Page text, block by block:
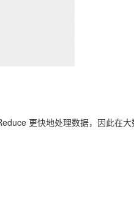
更快地处理数据，因此在大